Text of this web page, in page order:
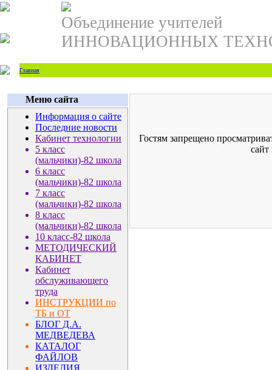
Объединение учителей
ИННОВАЦИОННЫХ
Главная
Меню сайта
Информация о сайте
Последние новости
Кабинет технологии
5 класс
(мальчики)-82 школа
6 класс
(мальчики)-82 школа
7 класс
(мальчики)-82 школа
8 класс
(мальчики)-82 школа
10 класс-82 школа
МЕТОДИЧЕСКИЙ
КАБИНЕТ
Кабинет
обслуживающего
труда
ИНСТРУКЦИИ по
ТБ и ОТ
БЛОГ Д.А.
МЕДВЕДЕВА
КАТАЛОГ
ФАЙЛОВ
ИЗДЕЛИЯ
Гостям запрещено
сайт